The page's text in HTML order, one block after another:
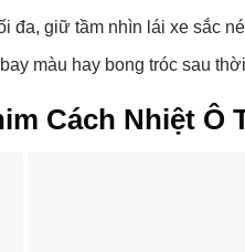
đa, giữ tầm nhìn lái xe sắc
màu hay bong tróc sau
Cách Nhiệt Ô